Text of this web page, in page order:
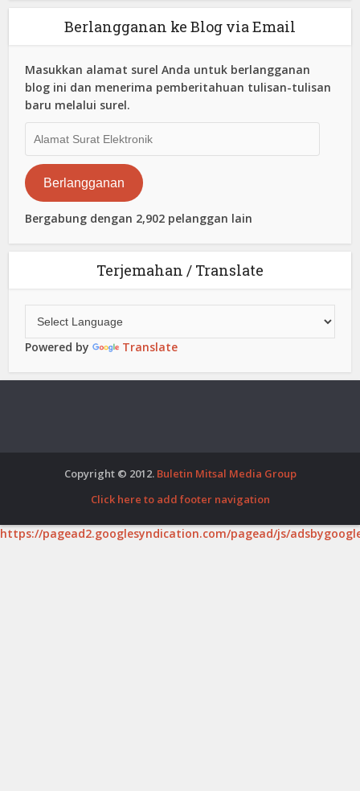
Berlangganan ke Blog via Email
Masukkan alamat surel Anda untuk berlangganan
blog ini dan menerima pemberitahuan tulisan-tulisan
baru melalui surel.
Surat
Elektronik
Berlangganan
Bergabung dengan 2,902 pelanggan lain
Terjemahan / Translate
Powered by Translate
Copyright © 2012. Buletin Mitsal Media Group
Click here to add footer navigation
https://pagead2.googlesyndication.com/pagead/js/